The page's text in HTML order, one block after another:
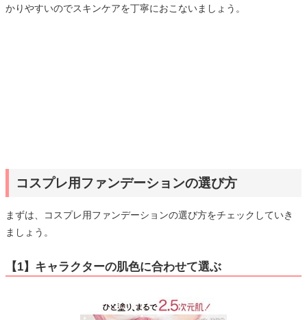
かりやすいのでスキンケアを丁寧におこないましょう。
コスプレ用ファンデーションの選び方
まずは、コスプレ用ファンデーションの選び方をチェックしていき
ましょう。
【1】キャラクターの肌色に合わせて選ぶ